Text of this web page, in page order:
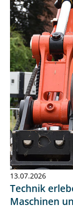
News &
Jobs &
Jahrbuch
13.07.2026
Technik
Maschinen